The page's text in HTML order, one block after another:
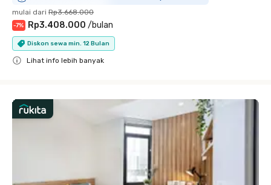
mulai dari Rp3.668.000
-7% Rp3.408.000 /bulan
Diskon sewa min. 12 Bulan
Lihat info lebih banyak